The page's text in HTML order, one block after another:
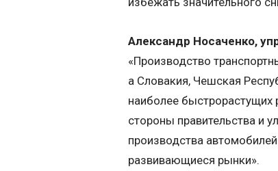
Александр Носаченко,
«Производство
а Словакия, Чешская
наиболее быстрорастущих
стороны правительства и
производства
развивающиеся рынки».